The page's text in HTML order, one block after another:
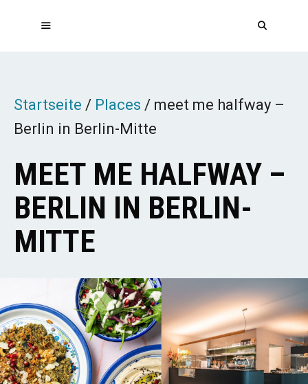
Startseite / Places / meet me halfway –
Berlin in Berlin-Mitte
MEET ME HALFWAY –
BERLIN IN BERLIN-
MITTE